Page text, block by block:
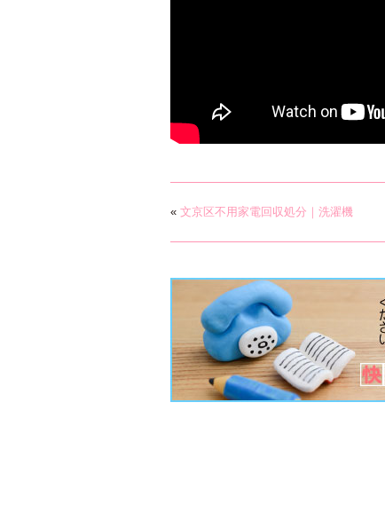
« 文京区不用家電回収処分｜洗濯機